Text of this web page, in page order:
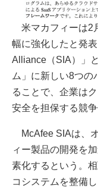
米マカフィーは2
幅に強化したと発
Alliance（SIA）」
ム」に新しい8つの
ることで、企業は
安全を担保する競
McAfee SIAは、
ィー製品の開発を
素化するという。
コシステムを整備